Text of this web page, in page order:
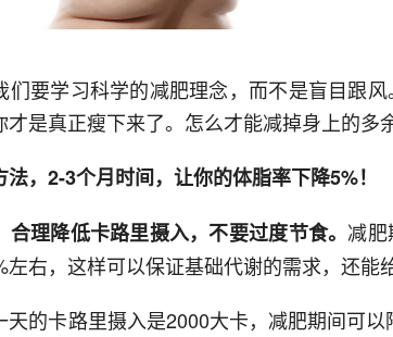
们要学习科学的减肥理念，而不是盲目跟
才是真正瘦下来了。怎么才能减掉身上的多
，2-3个月时间，让你的体脂率下降5%！
理降低卡路里摄入，不要过度节食。 减
左右，这样可以保证基础代谢的需求，还能
天的卡路里摄入是2000大卡，减肥期间可